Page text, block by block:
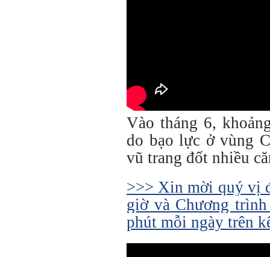
Vào tháng 6,
do bạo lực ở vùng
vũ trang đốt nhiều
>>> Xin mời quý vị
giờ và Chương
phút mỗi ngày trên